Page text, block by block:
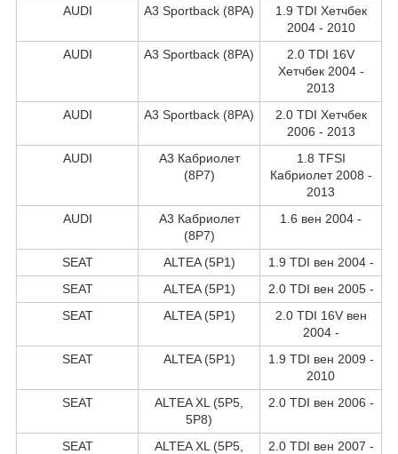
AUDI
A3 Sportback (8PA)
1.9 TDI Хетчбек
2004 - 2010
AUDI
A3 Sportback (8PA)
2.0 TDI 16V
Хетчбек 2004 -
2013
AUDI
A3 Sportback (8PA)
2.0 TDI Хетчбек
2006 - 2013
AUDI
A3 Кабриолет
(8P7)
1.8 TFSI
Кабриолет 2008 -
2013
AUDI
A3 Кабриолет
(8P7)
1.6 вен 2004 -
SEAT ALTEA (5P1)
1.9 TDI вен 2004 -
SEAT
ALTEA (5P1)
2.0 TDI вен 2005 -
SEAT
ALTEA (5P1)
2.0 TDI 16V вен
2004 -
SEAT
ALTEA (5P1)
1.9 TDI вен 2009 -
2010
SEAT
ALTEA XL (5P5,
5P8)
2.0 TDI вен 2006 -
SEAT
ALTEA XL (5P5,
2.0 TDI вен 2007 -